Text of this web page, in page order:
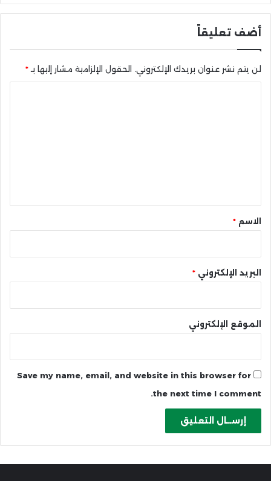
أضف تعليقاً
لن يتم نشر عنوان بريدك الإلكتروني. الحقول الإلزامية مشار إليها بـ *
* الاسم *
البريد الإلكتروني *
الموقع الإلكتروني
Save my name, email, and website in this browser for
the next time I comment.